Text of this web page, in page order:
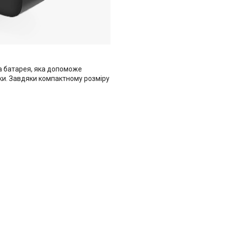
батарея, яка допоможе
Завдяки компактному розміру